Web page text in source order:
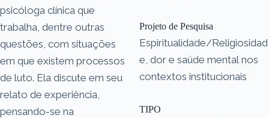
psicóloga clínica que
trabalha, dentre outras
questões, com situações
em que existem processos
de luto. Ela discute em seu
relato de experiência,
pensando-se na
Projeto de Pesquisa
Espiritualidade/Religiosidad
e, dor e saúde mental nos
contextos institucionais
TIPO